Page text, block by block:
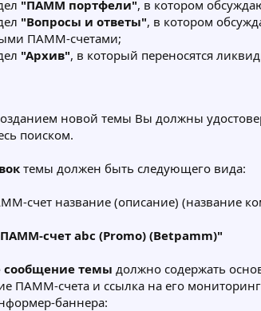
"ПАММ портфели", в котором
"Вопросы и ответы", в котором
ПАММ-счетами;
"Архив", в который переносятся
новой темы Вы должны
поиском.
темы должен быть следующего вида:
счет название (описание) (название
счет abc (Promo) (Betpamm)"
сообщение темы должно содержать
ПАММ-счета и ссылка на его
баннера: